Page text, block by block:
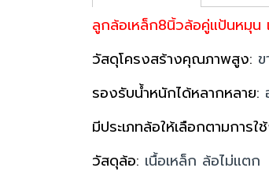
ลูกล้อเหล็ก8นิ้วล้อคู่แป้นหมุ
วัสดุโครงสร้างคุณภาพสูง:
รองรับน้ำหนักได้หลากหลาย:
มีประเภทล้อให้เลือกตามการใ
วัสดุล้อ: เนื้อเหล็ก ล้อไม่แตก